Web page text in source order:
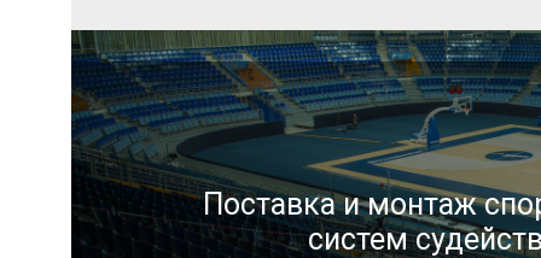
Поставка и монтаж
систем